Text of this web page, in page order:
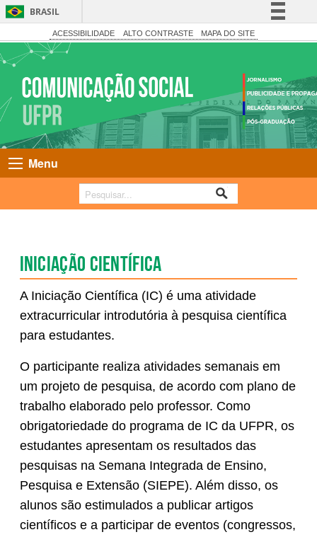
BRASIL
Simplifique!
Participe
Acesso à informação
Legislação
Canais
ACESSIBILIDADE ALTO CONTRASTE MAPA DO SITE
Menu
Iniciação científica
A Iniciação Científica (IC) é uma atividade
extracurricular introdutória à pesquisa científica
para estudantes.
O participante realiza atividades semanais em
um projeto de pesquisa, de acordo com plano de
trabalho elaborado pelo professor. Como
obrigatoriedade do programa de IC da UFPR, os
estudantes apresentam os resultados das
pesquisas na Semana Integrada de Ensino,
Pesquisa e Extensão (SIEPE). Além disso, os
alunos são estimulados a publicar artigos
científicos e a participar de eventos (congressos,